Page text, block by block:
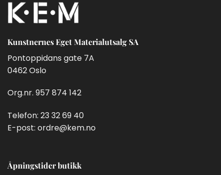
Kunstnernes Eget Materialutsalg SA
Pontoppidans gate 7A
0462 Oslo
Org.nr. 957 874 142
Telefon: 23 32 69 40
E-post: ordre@kem.no
Åpningstider butikk